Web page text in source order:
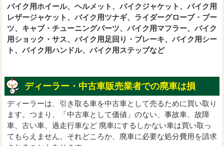
バイク用ホイール、ヘルメット、バイクジャケット、バイク用
レザージャケット、バイク用ツナギ、ライダーグローブ・ブー
ツ、キャブ・チューニングパーツ、バイク用マフラー、バイク
用ショック・サス、バイク用足回り・ブレーキ、バイク用シー
ト、バイク用ハンドル、バイク用ステップなど
ディーラー・中古車販売業者での廃車は損
ディーラーは、引き取る車を中古車として売るために買い取り
ます。つまり、「中古車として価値」のない、事故車、故障
車、古い車、過走行車など 廃車にするしかない車は買い取っ
てもらえません。それどころか、廃車に必要な処分費用を請求